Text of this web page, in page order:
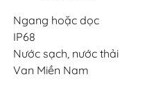
Ngang hoặc dọc
IP68
Nước sạch, nước thải
Van Miền Nam